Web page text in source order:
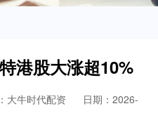
港股大涨超10%
大牛时代配资
日期：2026-